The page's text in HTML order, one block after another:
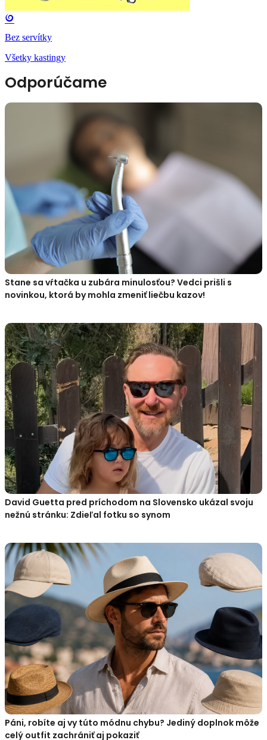
Bez servítky
Všetky kastingy
Odporúčame
Stane sa vŕtačka u zubára minulosťou? Vedci prišli s
novinkou, ktorá by mohla zmeniť liečbu kazov!
David Guetta pred príchodom na Slovensko ukázal svoju
nežnú stránku: Zdieľal fotku so synom
Páni, robíte aj vy túto módnu chybu? Jediný doplnok môže
celý outfit zachrániť aj pokaziť